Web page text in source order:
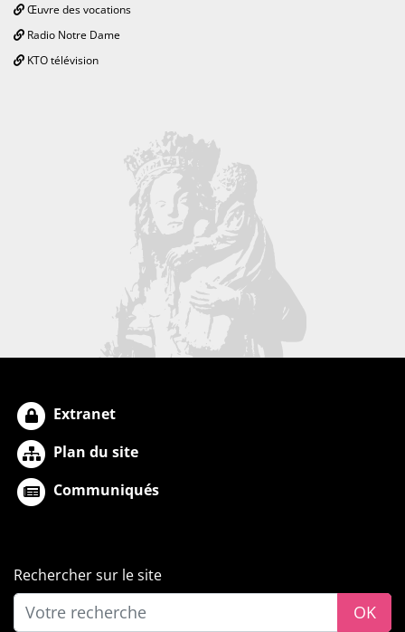
Œuvre des vocations
Radio Notre Dame
KTO télévision
Extranet
Plan du site
Communiqués
Rechercher sur le site
OK